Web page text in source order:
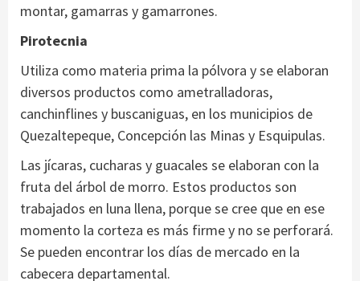
montar, gamarras y gamarrones.
Pirotecnia
Utiliza como materia prima la pólvora y se elaboran
diversos productos como ametralladoras,
canchinflines y buscaniguas, en los municipios de
Quezaltepeque, Concepción las Minas y Esquipulas.
Las jícaras, cucharas y guacales se elaboran con la
fruta del árbol de morro. Estos productos son
trabajados en luna llena, porque se cree que en ese
momento la corteza es más firme y no se perforará.
Se pueden encontrar los días de mercado en la
cabecera departamental.